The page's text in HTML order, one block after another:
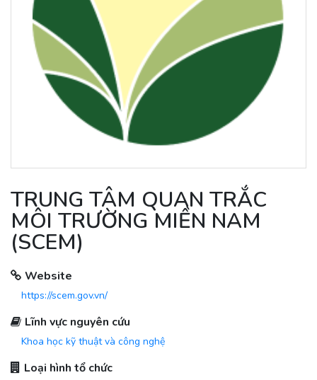
TRUNG TÂM QUAN TRẮC
MÔI TRƯỜNG MIỀN NAM
(SCEM)
Website
https://scem.gov.vn/
Lĩnh vực nguyên cứu
Khoa học kỹ thuật và công nghệ
Loại hình tổ chức